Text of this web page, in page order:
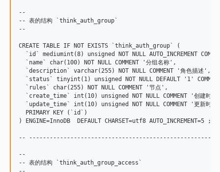
--
-- 表的结构 `think_auth_group`
--
CREATE TABLE IF NOT EXISTS `think_auth_group` (
`id` mediumint(8) unsigned NOT NULL AUTO_INCREMENT
  `name` char(100) NOT NULL COMMENT '分组名称',
  `description` varchar(255) NOT NULL COMMENT '角色描述',
`status` tinyint(1) unsigned NOT NULL DEFAULT '1'
  `rules` char(255) NOT NULL COMMENT '节点',
`create_time` int(10) unsigned NOT NULL COMMENT '创建时间
`update_time` int(10) unsigned NOT NULL COMMENT '更新时间
  PRIMARY KEY (`id`)
) ENGINE=InnoDB  DEFAULT CHARSET=utf8 AUTO_INCREMENT=5 ;
--
--
-- 表的结构 `think_auth_group_access`